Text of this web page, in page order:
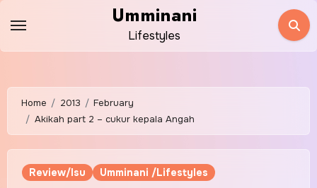
content
Umminani
Lifestyles
Home 2013
February
Akikah part 2 – cukur kepala Angah
Review/Isu Umminani /Lifestyles